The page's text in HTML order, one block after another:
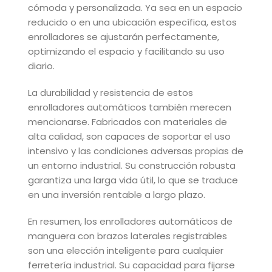
cómoda y personalizada. Ya sea en un espacio
reducido o en una ubicación específica, estos
enrolladores se ajustarán perfectamente,
optimizando el espacio y facilitando su uso
diario.
La durabilidad y resistencia de estos
enrolladores automáticos también merecen
mencionarse. Fabricados con materiales de
alta calidad, son capaces de soportar el uso
intensivo y las condiciones adversas propias de
un entorno industrial. Su construcción robusta
garantiza una larga vida útil, lo que se traduce
en una inversión rentable a largo plazo.
En resumen, los enrolladores automáticos de
manguera con brazos laterales registrables
son una elección inteligente para cualquier
ferretería industrial. Su capacidad para fijarse